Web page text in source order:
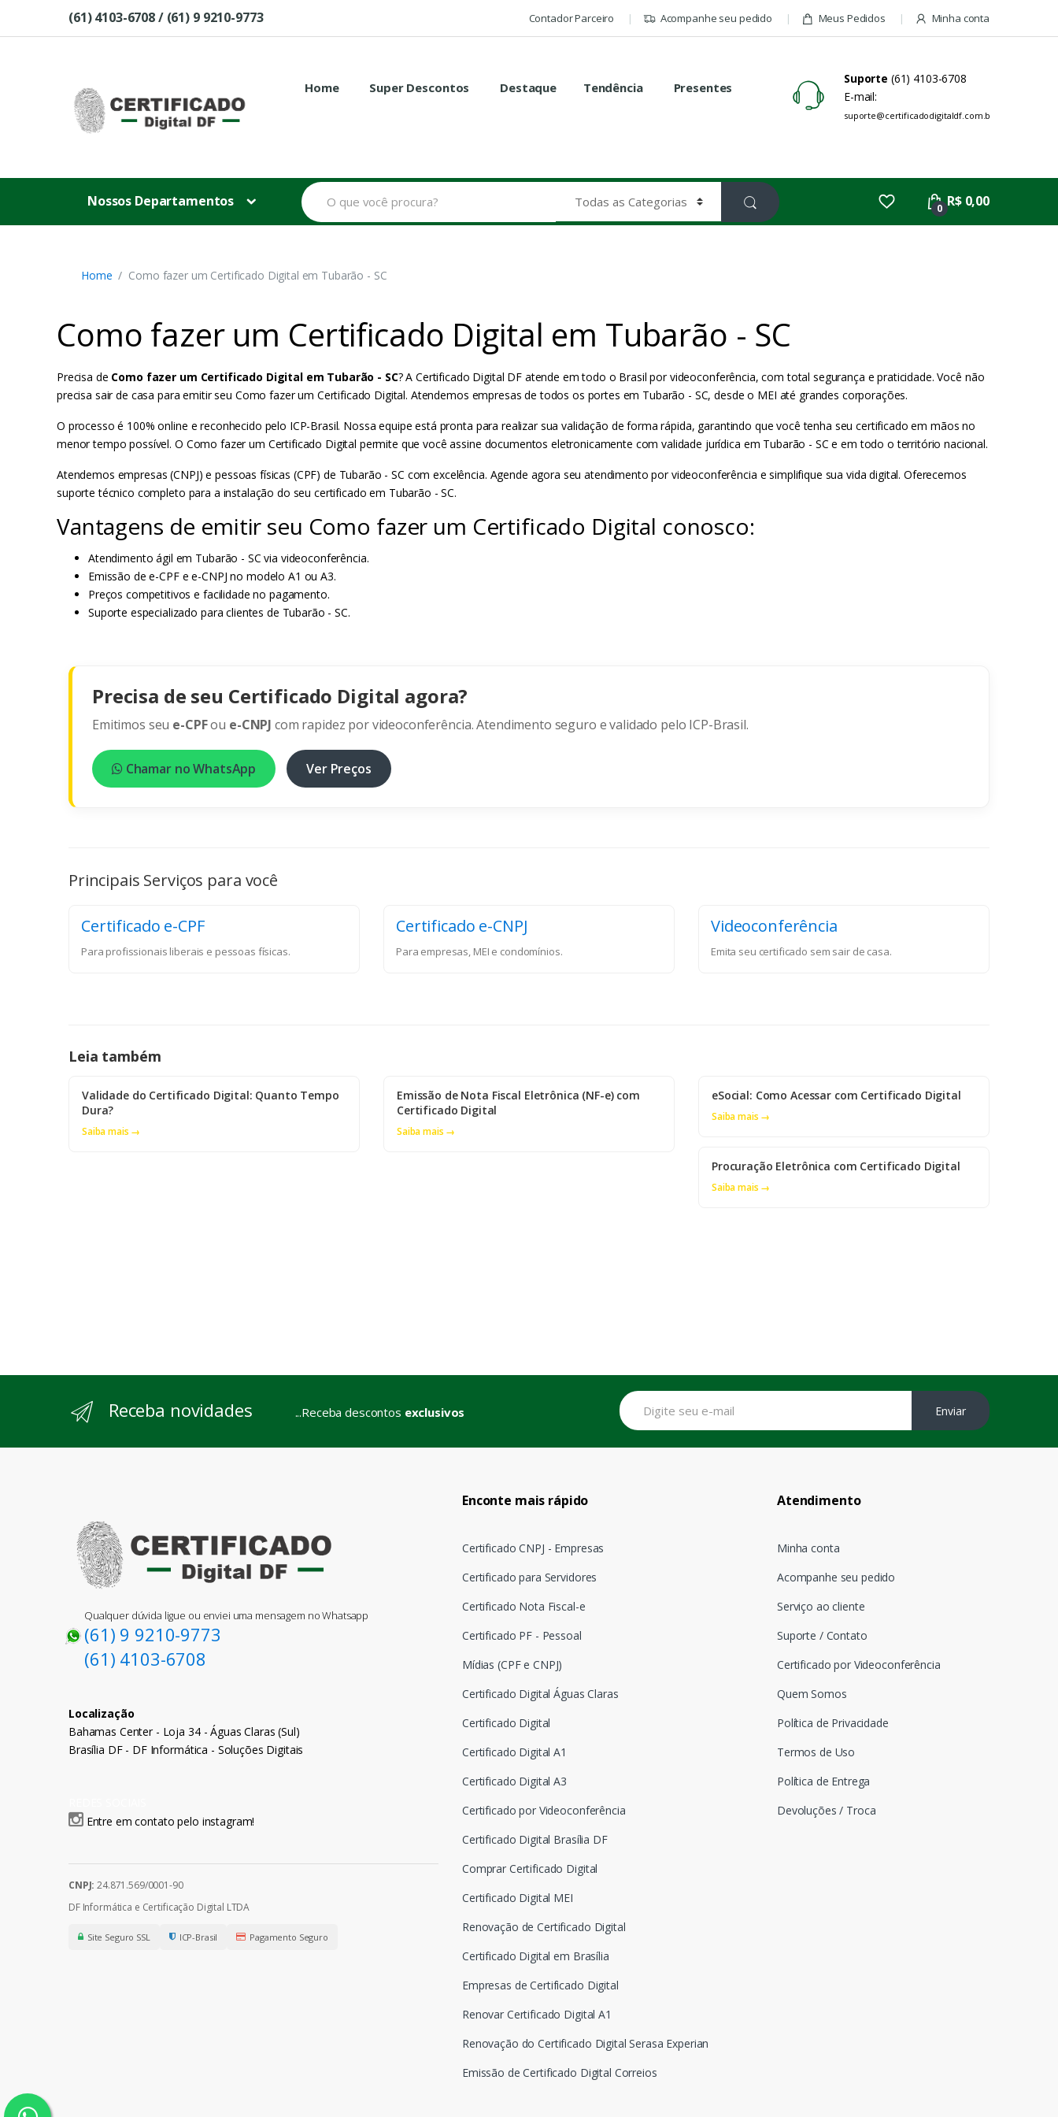
Skip to navigation
Skip to content(61) 4103-6708 / (61) 9 9210-9773 Contador Parceiro Acompanhe seu pedido Meus Pedidos Minha conta
Home Super Descontos Destaque Tendência Presentes
Suporte (61) 4103-6708
E-mail:
suporte@certificadodigitaldf.com.br
Nossos Departamentos
B
u
s
p
0 R$ 0,00
Home Como fazer um Certificado Digital em Tubarão - SC
Como fazer um Certificado Digital em Tubarão - SC
Precisa de Como fazer um Certificado Digital em Tubarão - SC? A Certificado Digital DF atende em todo o Brasil por videoconferência, com total segurança e praticidade. Você não
precisa sair de casa para emitir seu Como fazer um Certificado Digital. Atendemos empresas de todos os portes em Tubarão - SC, desde o MEI até grandes corporações.
O processo é 100% online e reconhecido pelo ICP-Brasil. Nossa equipe está pronta para realizar sua validação de forma rápida, garantindo que você tenha seu certificado em mãos no
menor tempo possível. O Como fazer um Certificado Digital permite que você assine documentos eletronicamente com validade jurídica em Tubarão - SC e em todo o território nacional.
Atendemos empresas (CNPJ) e pessoas físicas (CPF) de Tubarão - SC com excelência. Agende agora seu atendimento por videoconferência e simplifique sua vida digital. Oferecemos
suporte técnico completo para a instalação do seu certificado em Tubarão - SC.
Vantagens de emitir seu Como fazer um Certificado Digital conosco:
Atendimento ágil em Tubarão - SC via videoconferência.
Emissão de e-CPF e e-CNPJ no modelo A1 ou A3.
Preços competitivos e facilidade no pagamento.
Suporte especializado para clientes de Tubarão - SC.
Precisa de seu Certificado Digital agora?
Emitimos seu e-CPFou e-CNPJ com rapidez por videoconferência. Atendimento seguro e validado pelo ICP-Brasil.
Chamar no WhatsApp Ver Preços
Principais Serviços para você
Certificado e-CPF
Para profissionais liberais e pessoas físicas.
Certificado e-CNPJ
Para empresas, MEI e condomínios.
Videoconferência
Emita seu certificado sem sair de casa.
Leia também
Validade do Certificado Digital: Quanto Tempo
Dura?
Saiba mais →
Emissão de Nota Fiscal Eletrônica (NF-e) com
Certificado Digital
Saiba mais →
eSocial: Como Acessar com Certificado Digital
Saiba mais →
Procuração Eletrônica com Certificado Digital
Saiba mais →
Receba novidades ...Receba descontos exclusivos Enviar
Enconte mais rápido
Certificado CNPJ - Empresas
Certificado para Servidores
Certificado Nota Fiscal-e
Certificado PF - Pessoal
Mídias (CPF e CNPJ)
Certificado Digital Águas Claras
Certificado Digital
Certificado Digital A1
Certificado Digital A3
Certificado por Videoconferência
Certificado Digital Brasília DF
Comprar Certificado Digital
Certificado Digital MEI
Renovação de Certificado Digital
Certificado Digital em Brasília
Empresas de Certificado Digital
Renovar Certificado Digital A1
Renovação do Certificado Digital Serasa Experian
Emissão de Certificado Digital Correios
Atendimento
Minha conta
Acompanhe seu pedido
Serviço ao cliente
Suporte / Contato
Certificado por Videoconferência
Quem Somos
Política de Privacidade
Termos de Uso
Política de Entrega
Devoluções / Troca
Qualquer dúvida ligue ou enviei uma mensagem no Whatsapp
(61) 9 9210-9773
(61) 4103-6708
Localização
Bahamas Center - Loja 34 - Águas Claras (Sul)
Brasília DF - DF Informática - Soluções Digitais
Entre em contato pelo instagram!
CNPJ: 24.871.569/0001-90
DF Informática e Certificação Digital LTDA
Site Seguro SSL ICP-Brasil Pagamento Seguro